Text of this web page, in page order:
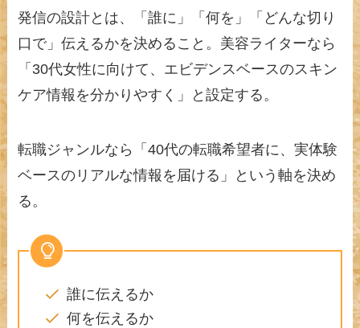
発信の設計とは、「誰に」「何を」「どんな切り
口で」伝えるかを決めること。美容ライターなら
「30代女性に向けて、エビデンスベースのスキン
ケア情報を分かりやすく」と設定する。
転職ジャンルなら「40代の転職希望者に、実体験
ベースのリアルな情報を届ける」という軸を決め
る。
誰に伝えるか
何を伝えるか